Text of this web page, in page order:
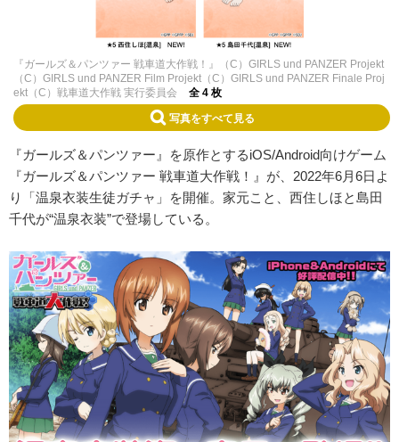
『ガールズ＆パンツァー 戦車道大作戦！』（C）GIRLS und PANZER Projekt
（C）GIRLS und PANZER Film Projekt（C）GIRLS und PANZER Finale Proj
ekt（C）戦車道大作戦 実行委員会
全 4 枚
写真をすべて見る
『ガールズ＆パンツァー』を原作とするiOS/Android向けゲーム
『ガールズ＆パンツァー 戦車道大作戦！』が、2022年6月6日よ
り「温泉衣装生徒ガチャ」を開催。家元こと、西住しほと島田
千代が“温泉衣装”で登場している。